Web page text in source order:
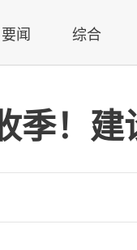
要闻 综合
季！